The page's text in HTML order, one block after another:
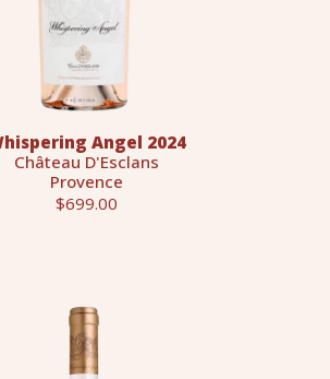
Angel 2024
Château D'Esclans
Provence
$699.00